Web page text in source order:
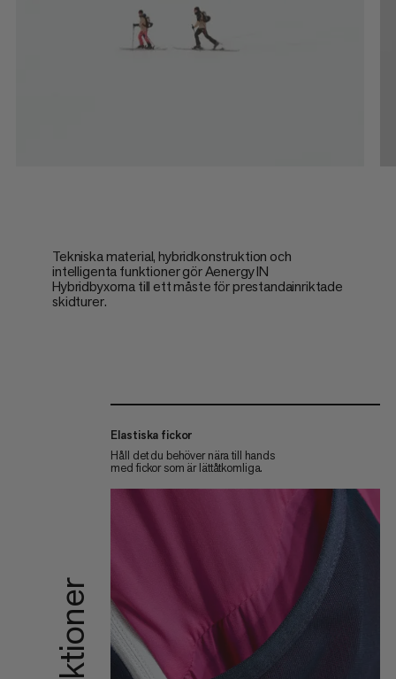
Tekniska material, hybridkonstruktion och
intelligenta funktioner gör Aenergy IN
Hybridbyxorna till ett måste för prestandainriktade
skidturer.
Elastiska fickor
Håll det du behöver nära till hands
med fickor som är lättåtkomliga.